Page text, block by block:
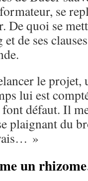
se
De quoi se
de ses
le projet,
lui est
défaut. Il
plaignant du
»
un